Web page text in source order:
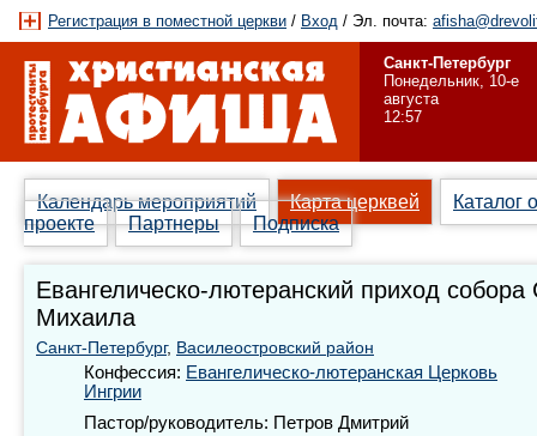
Регистрация в поместной церкви / Вход / Эл. почта:
Санкт-Петербург
Понедельник, 10-е
августа
12:57
Календарь мероприятий Карта церквей
Каталог
проекте
Партнеры Подписка
Евангелическо-лютеранский приход собора
Михаила
Санкт-Петербург, Василеостровский район
Конфессия: Евангелическо-лютеранская Церковь
Ингрии
Пастор/руководитель: Петров Дмитрий